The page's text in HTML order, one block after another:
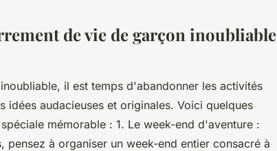
de vie de garçon inoubliable
il est temps d'abandonner les activités
idées audacieuses et originales. Voici quelques
mémorable : 1. Le week-end d'aventure :
pensez à organiser un week-end entier consacré à